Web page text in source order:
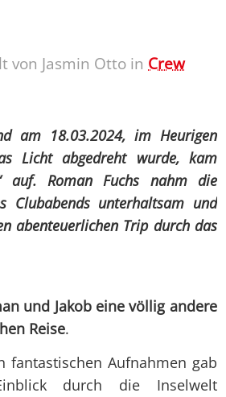
von Jasmin Otto in Crew
am 18.03.2024, im Heurigen
Licht abgedreht wurde, kam
auf. Roman Fuchs nahm die
Clubabends unterhaltsam und
abenteuerlichen Trip durch das
und Jakob eine völlig andere
Reise.
fantastischen Aufnahmen gab
durch die Inselwelt